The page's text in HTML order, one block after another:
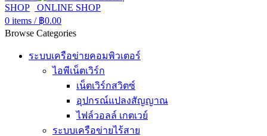
0 items / ฿0.00
Browse Categories
ระบบเครือข่ายคอมพิวเตอร์
ไอพีเน็ตเวิร์ก
เน็ตเวิร์กสวิตซ์
อุปกรณ์แปลงสัญญาณ
ไฟล์วอลล์ เกตเวย์
ระบบเครือข่ายไร้สาย